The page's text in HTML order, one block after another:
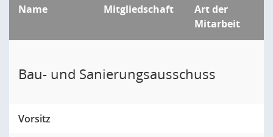
Name Mitgliedschaft
Art der
Mitarbeit
Bau- und Sanierungsausschuss
Vorsitz